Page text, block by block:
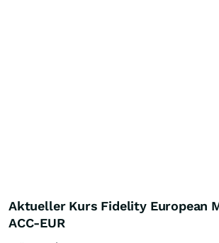
Aktueller Kurs Fidelity European
ACC-EUR